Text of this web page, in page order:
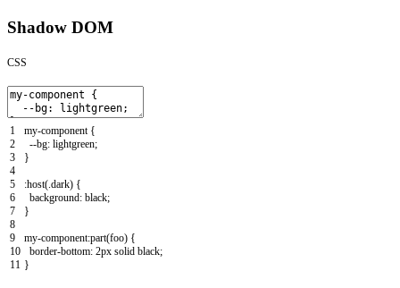
Shadow DOM
CSS
1
2
3
4
5
6
7
8
9
10
11
my-component {
--bg: lightgreen;
}
:host(.dark) {
background: black;
}
my-component:part(foo) {
border-bottom: 2px solid black;
}